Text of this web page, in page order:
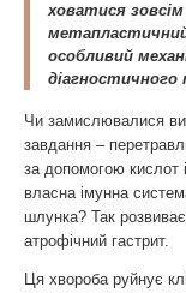
ховатися
особливий
діагностичного
Чи замислювалися
завдання –
за допомогою кислот
власна імунна
шлунка? Так
атрофічний гастрит.
Ця хвороба руйнує